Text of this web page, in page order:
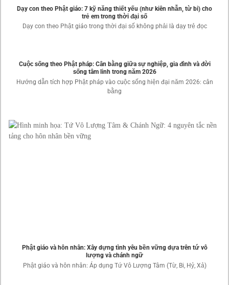
Dạy con theo Phật giáo: 7 kỹ năng thiết yếu (như kiên nhẫn, từ bi) cho
trẻ em trong thời đại số
Dạy con theo Phật giáo trong thời đại số không phải là dạy trẻ đọc
Cuộc sống theo Phật pháp: Cân bằng giữa sự nghiệp, gia đình và đời
sống tâm linh trong năm 2026
Hướng dẫn tích hợp Phật pháp vào cuộc sống hiện đại năm 2026: cân
bằng
Phật giáo và hôn nhân: Xây dựng tình yêu bền vững dựa trên tứ vô
lượng và chánh ngữ
Phật giáo và hôn nhân: Áp dụng Tứ Vô Lượng Tâm (Từ, Bi, Hỷ, Xả)